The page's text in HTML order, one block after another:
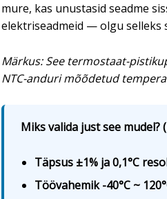
mure, kas unustasid seadme
elektriseadmeid — olgu selleks
Märkus: See termostaat-
NTC-anduri mõõdetud
Miks valida just see mudel?
Täpsus ±1% ja 0,1°C
Töövahemik -40°C ~